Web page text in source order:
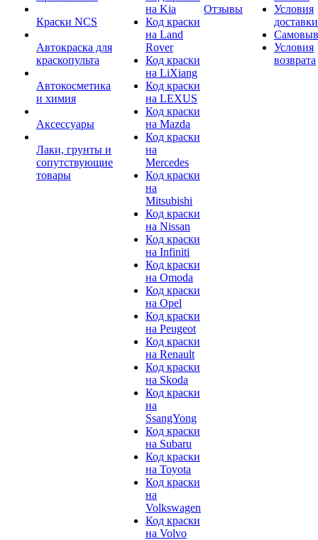
Краски NCS
Автокраска для
краскопульта
Автокосметика
и химия
Аксессуары
Лаки, грунты и
сопутствующие
товары
на Kia
Код краски
на Land
Rover
Код краски
на LiXiang
Код краски
на LEXUS
Код краски
на Mazda
Код краски
на
Mercedes
Код краски
на
Mitsubishi
Код краски
на Nissan
Код краски
на Infiniti
Код краски
на Omoda
Код краски
на Opel
Код краски
на Peugeot
Код краски
на Renault
Код краски
на Skoda
Код краски
на
SsangYong
Код краски
на Subaru
Код краски
на Toyota
Код краски
на
Volkswagen
Код краски
на Volvo
Отзывы
Условия
доставки
Условия
возврата